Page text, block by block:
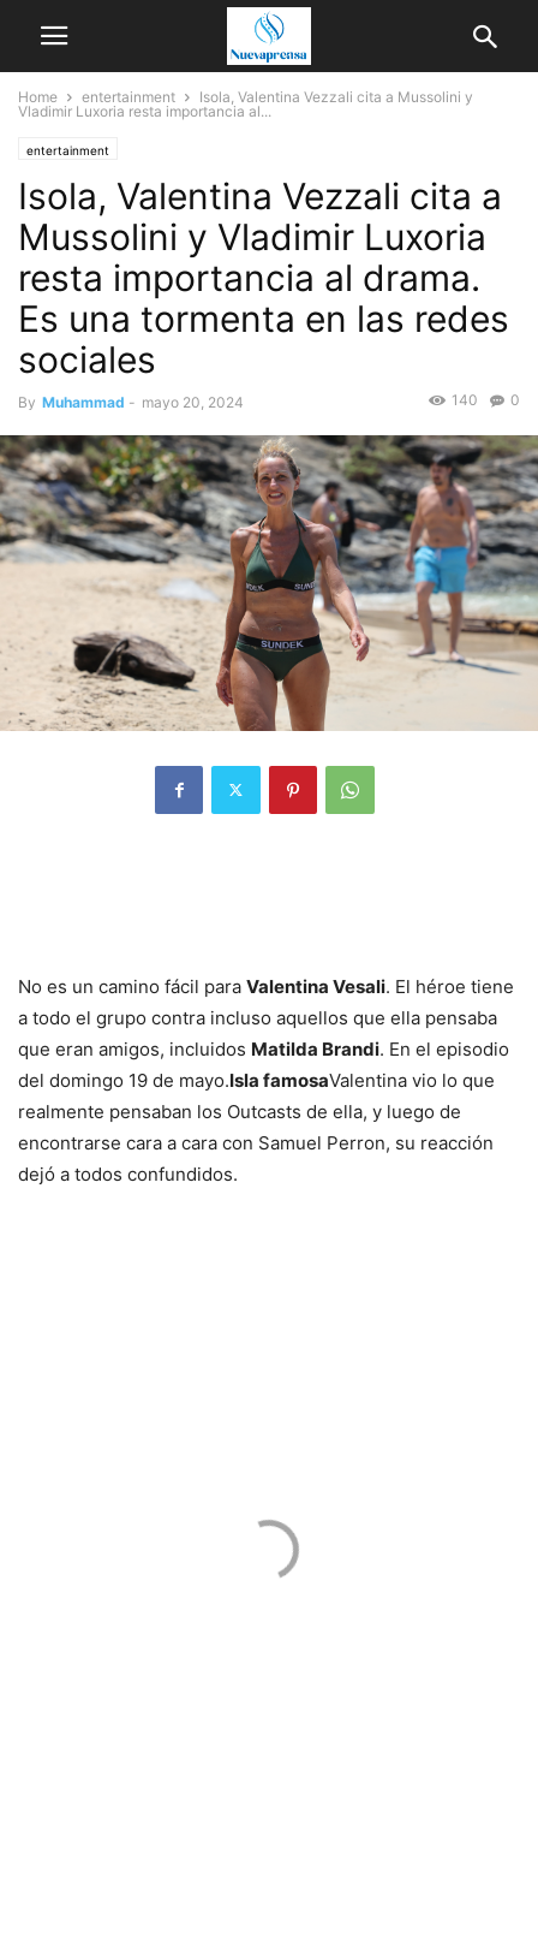
Home entertainment
Isola, Valentina Vezzali cita a Mussolini y
Vladimir Luxoria resta importancia al...
entertainment
Isola, Valentina Vezzali cita a
Mussolini y Vladimir Luxoria
resta importancia al drama.
Es una tormenta en las redes
sociales
By Muhammad - mayo 20, 2024 0
140
No es un camino fácil para Valentina Vesali. El héroe tiene
a todo el grupo contra incluso aquellos que ella pensaba
que eran amigos, incluidos Matilda Brandi. En el episodio
del domingo 19 de mayo.Isla famosaValentina vio lo que
realmente pensaban los Outcasts de ella, y luego de
encontrarse cara a cara con Samuel Perron, su reacción
dejó a todos confundidos.